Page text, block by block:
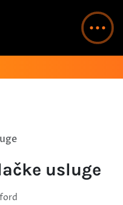
usluge